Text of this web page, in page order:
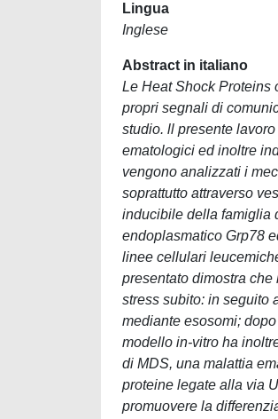
Lingua
Inglese
Abstract in italiano
Le Heat Shock Proteins
propri segnali di
studio. ll presente
ematologici ed inoltre
vengono analizzati i
soprattutto attraverso
inducibile della famiglia
endoplasmatico Grp78
linee cellulari
presentato dimostra
stress subito: in seguito
mediante esosomi;
modello in-vitro ha
di MDS, una malattia
proteine legate alla via
promuovere la